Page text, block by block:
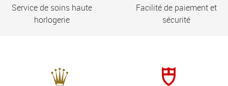
Service de soins haute
horlogerie
Facilité de paiement et
sécurité